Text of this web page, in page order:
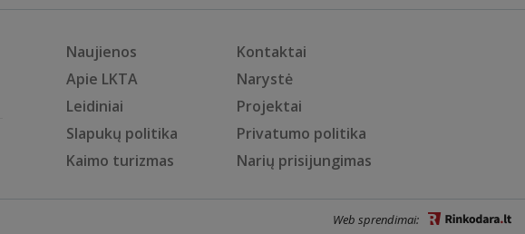
Naujienos
Kontaktai
Apie LKTA
Narystė
Leidiniai
Projektai
Slapukų politika
Privatumo politika
Kaimo turizmas
Narių prisijungimas
Web sprendimai: